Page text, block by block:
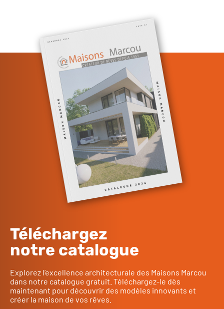
Téléchargez
notre catalogue
Explorez l’excellence architecturale des Maisons Marcou
dans notre catalogue gratuit. Téléchargez-le dès
maintenant pour découvrir des modèles innovants et
créer la maison de vos rêves.